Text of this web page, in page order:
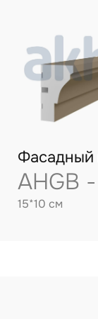
Фасадный
AHGB
15*10 см